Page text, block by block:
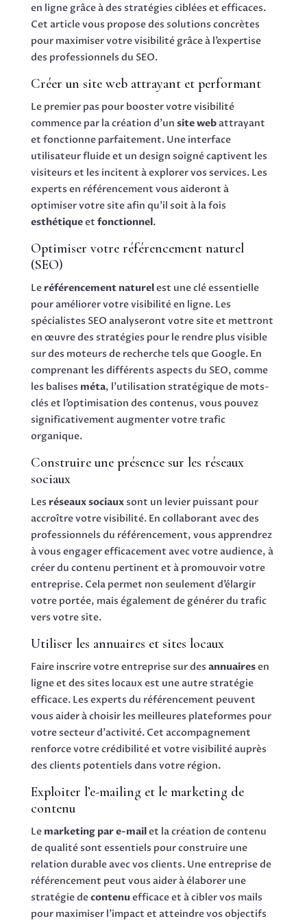
en ligne grâce à des stratégies ciblées et efficaces.
Cet article vous propose des solutions concrètes
pour maximiser votre visibilité grâce à l’expertise
des professionnels du SEO.
Créer un site web attrayant et performant
Le premier pas pour booster votre visibilité
commence par la création d’un site webattrayant
et fonctionne parfaitement. Une interface
utilisateur fluide et un design soigné captivent les
visiteurs et les incitent à explorer vos services. Les
experts en référencement vous aideront à
optimiser votre site afin qu’il soit à la fois
esthétiqueet fonctionnel.
Optimiser votre référencement naturel
(SEO)
Le référencement naturelest une clé essentielle
pour améliorer votre visibilité en ligne. Les
spécialistes SEO analyseront votre site et mettront
en œuvre des stratégies pour le rendre plus visible
sur des moteurs de recherche tels que Google. En
comprenant les différents aspects du SEO, comme
les balises méta, l’utilisation stratégique de mots-
clés et l’optimisation des contenus, vous pouvez
significativement augmenter votre trafic
organique.
Construire une présence sur les réseaux
sociaux
Les réseaux sociauxsont un levier puissant pour
accroître votre visibilité. En collaborant avec des
professionnels du référencement, vous apprendrez
à vous engager efficacement avec votre audience, à
créer du contenu pertinent et à promouvoir votre
entreprise. Cela permet non seulement d’élargir
votre portée, mais également de générer du trafic
vers votre site.
Utiliser les annuaires et sites locaux
Faire inscrire votre entreprise sur des annuairesen
ligne et des sites locaux est une autre stratégie
efficace. Les experts du référencement peuvent
vous aider à choisir les meilleures plateformes pour
votre secteur d’activité. Cet accompagnement
renforce votre crédibilité et votre visibilité auprès
des clients potentiels dans votre région.
Exploiter l’e-mailing et le marketing de
contenu
Le marketing par e-mailet la création de contenu
de qualité sont essentiels pour construire une
relation durable avec vos clients. Une entreprise de
référencement peut vous aider à élaborer une
stratégie decontenu efficace et à cibler vos mails
pour maximiser l’impact et atteindre vos objectifs